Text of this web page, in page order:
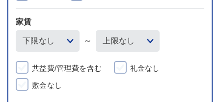
家賃
～
共益費/管理費を含む 礼金なし
敷金なし